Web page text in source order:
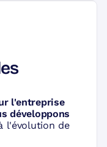
l'entreprise
développons
l'évolution de